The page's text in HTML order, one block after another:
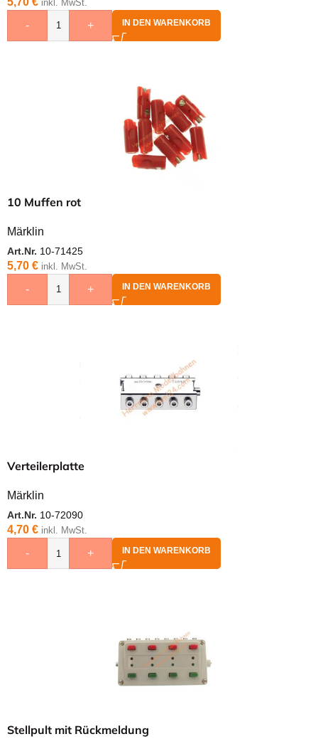
inkl. MwSt.
- + IN DEN WARENKORB
10 Muffen rot
Märklin
Art.Nr. 10-71425
5,70 € inkl. MwSt.
- + IN DEN WARENKORB
Verteilerplatte
Märklin
Art.Nr. 10-72090
4,70 € inkl. MwSt.
- + IN DEN WARENKORB
Stellpult mit Rückmeldung